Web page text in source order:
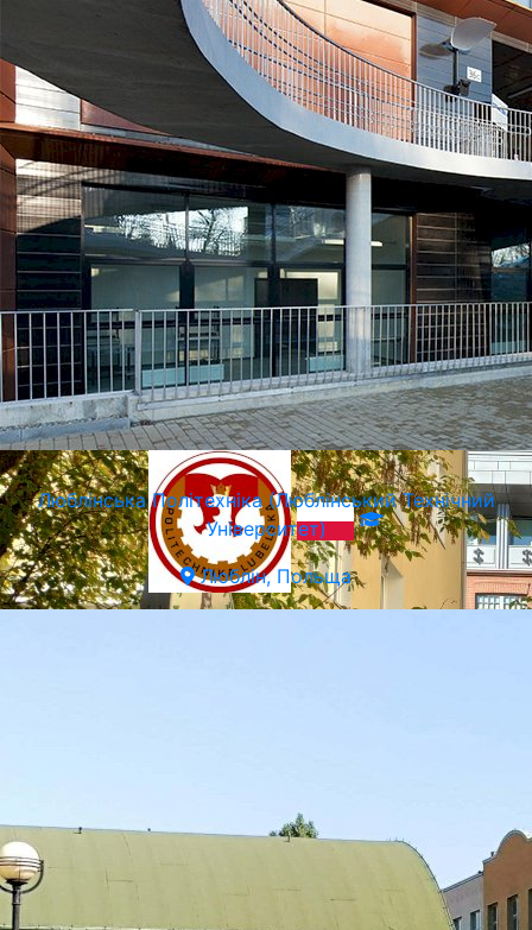
SWPS Університет Соціальних та Гуманітарних Наук
Варшава, Польща
Люблiнська Політехніка (Люблінський Технічний
Університет)
Люблін, Польща